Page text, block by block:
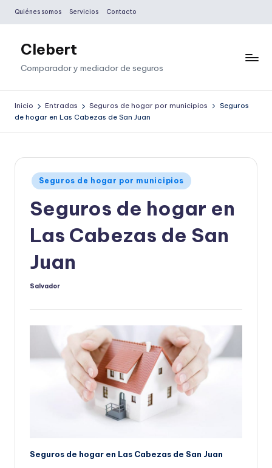
Saltar
contenido
Quiénes somos Servicios Contacto
Clebert
Comparador y mediador de seguros
Inicio Entradas Seguros de hogar por municipios
Seguros
de hogar en Las Cabezas de San Juan
Publicado
en
Seguros de hogar por municipios
Seguros de hogar en
Las Cabezas de San
Juan
Publicado
Salvador
Seguros de hogar en Las Cabezas de San Juan